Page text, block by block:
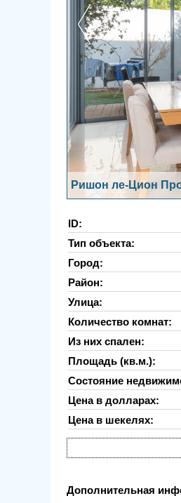
Ришон ле-Цион
ID:
Тип объекта:
Город:
Район:
Улица:
Количество комнат:
Из них спален:
Площадь (кв.м.):
Состояние
Цена в долларах:
Цена в шекелях:
Дополнительная